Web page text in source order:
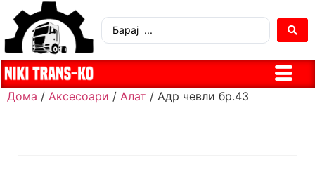
Дома / Аксесоари / Алат / Адр чевли бр.43